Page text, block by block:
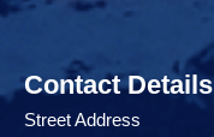
Contact Details
Street Address